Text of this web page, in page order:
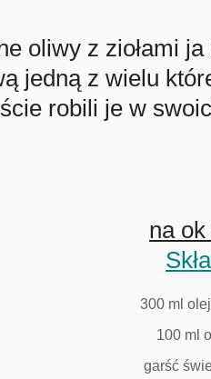
oliwy z ziołami
jedną z wielu
robili je w
na
300 ml
100 ml
garść